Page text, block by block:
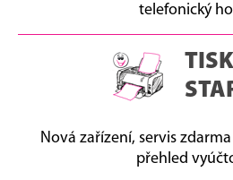
telefonický
Nová zařízení, servis
přehled